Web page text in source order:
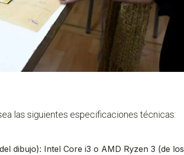
las siguientes especificaciones técnicas:
dibujo): Intel Core i3 o AMD Ryzen 3 (de los